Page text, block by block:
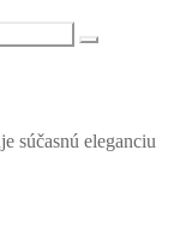
súčasnú eleganciu